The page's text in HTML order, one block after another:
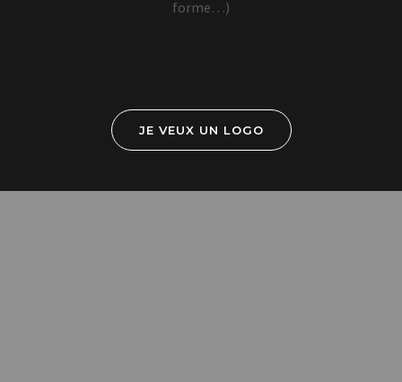
forme…)
JE VEUX UN LOGO